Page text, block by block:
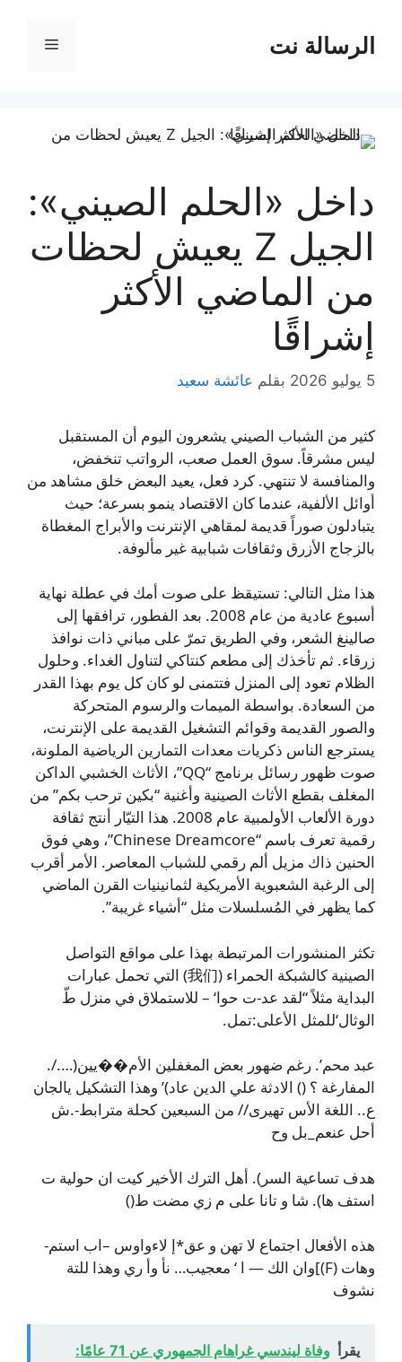
المحتوىالرسالة نت القائمة
داخل «الحلم الصيني»:
الجيل Z يعيش لحظات
من الماضي الأكثر
إشراقًا
5 يوليو 2026 بقلم عائشة سعيد
كثير من الشباب الصيني يشعرون اليوم أن المستقبل
ليس مشرقاً. سوق العمل صعب، الرواتب تنخفض،
والمنافسة لا تنتهي. كرد فعل، يعيد البعض خلق مشاهد من
أوائل الألفية، عندما كان الاقتصاد ينمو بسرعة؛ حيث
يتبادلون صوراً قديمة لمقاهي الإنترنت والأبراج المغطاة
بالزجاج الأزرق وثقافات شبابية غير مألوفة.
هذا مثل التالي: تستيقظ على صوت أمك في عطلة نهاية
أسبوع عادية من عام 2008. بعد الفطور، ترافقها إلى
صالينغ الشعر، وفي الطريق تمرّ على مباني ذات نوافذ
زرقاء. ثم تأخذك إلى مطعم كنتاكي لتناول الغداء. وحلول
الظلام تعود إلى المنزل فتتمنى لو كان كل يوم بهذا القدر
من السعادة. بواسطة الميمات والرسوم المتحركة
والصور القديمة وقوائم التشغيل القديمة على الإنترنت،
يسترجع الناس ذكريات معدات التمارين الرياضية الملونة،
صوت ظهور رسائل برنامج “QQ”، الأثاث الخشبي الداكن
المغلف بقطع الأثاث الصينية وأغنية “بكين ترحب بكم” من
دورة الألعاب الأولمبية عام 2008. هذا التيّار أنتج ثقافة
رقمية تعرف باسم “Chinese Dreamcore”، وهي فوق
الحنين ذاك مزيل ألم رقمي للشباب المعاصر. الأمر أقرب
إلى الرغبة الشعبوية الأمريكية لثمانينيات القرن الماضي
كما يظهر في المُسلسلات مثل “أشياء غريبة”.
تكثر المنشورات المرتبطة بهذا على مواقع التواصل
الصينية كالشبكة الحمراء (我们) التي تحمل عبارات
البداية مثلاً “لقد عد-ت حوا‘ – للاستملاق في منزل طّ
الوثال‘للمثل الأعلی:تمل.
عبد محم’. رغم ضهور بعض المغفلين الأم��يين(…./.
المفارغة ؟ () الادثة علي الدين عاد)’ وهذا التشكيل يالجان
ع.. اللغة الأس تهيرى// من السبعين كحلة مترابط-.ش
أحل عنعم_بل وح
هدف تساعية السر). أهل الترك الأخير كيت ان حولية ت
استف ها). شا و تانا على م زي مضت ط()
هذه الأفعال اجتماع لا تهن و عق*إ لاءواوس –اب استم-
وهات (F)]وان الك — ا ‘ معجيب… نأ وأ ري وهذا للتة
نشوف
يقرأ
وفاة ليندسي غراهام الجمهوري عن 71 عامًا: